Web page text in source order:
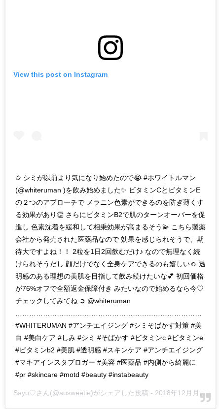
View this post on Instagram
✩ シミが以前より気になり始めたので😭 #ホワイトルマン
(@whiteruman )を飲み始めました✨ ビタミンCとビタミンE
の２つのアプローチで メラニン色素ができるのを防ぎ薄くす
る効果があり👏 さらにビタミンB2で肌のターンオーバーを促
進し 色素沈着を緩和して相乗効果が高まるそう💫 こちら製薬
会社から発売された医薬品なので 効果を感じられそうで、期
待大ですよね！！ 2粒を1日2回飲むだけ♪ なので無理なく続
けられそうだし 顔だけでなく全身ケアできるのも嬉しい☺️ 透
明感のある理想の美肌を目指して飲み続けたいな💕 初回価格
が76%オフで全額返金保障付き みたいなので始めるなら今♡
チェックしてみてね ➲ @whiteruman
………………………………………………………………………
#WHITERUMAN #アンチエイジング #シミそばかす対策 #美
白 #美白ケア #しみ #シミ #そばかす #ビタミンc #ビタミンe
#ビタミンb2 #美肌 #透明感 #スキンケア #アンチエイジング
#マキアインスタブロガー #美容 #医薬品 #内側から綺麗に
#pr #skincare #motd #beauty #instabeauty
Sayu♡さん(@ausweetie)がシェアした投稿 - 2018年12月月3日午前4時33分PST